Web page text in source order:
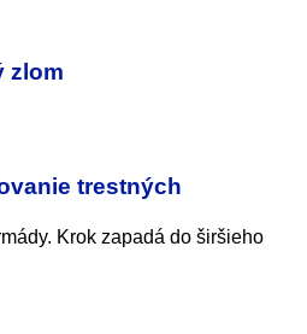
zlom
trestných
Krok zapadá do širšieho